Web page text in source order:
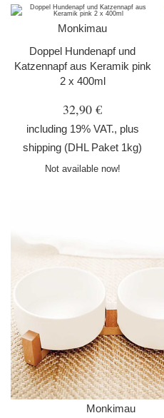
Monkimau
Doppel Hundenapf und
Katzennapf aus Keramik pink
2 x 400ml
32,90 €
including 19% VAT., plus
shipping (DHL Paket 1kg)
Not available now!
Monkimau